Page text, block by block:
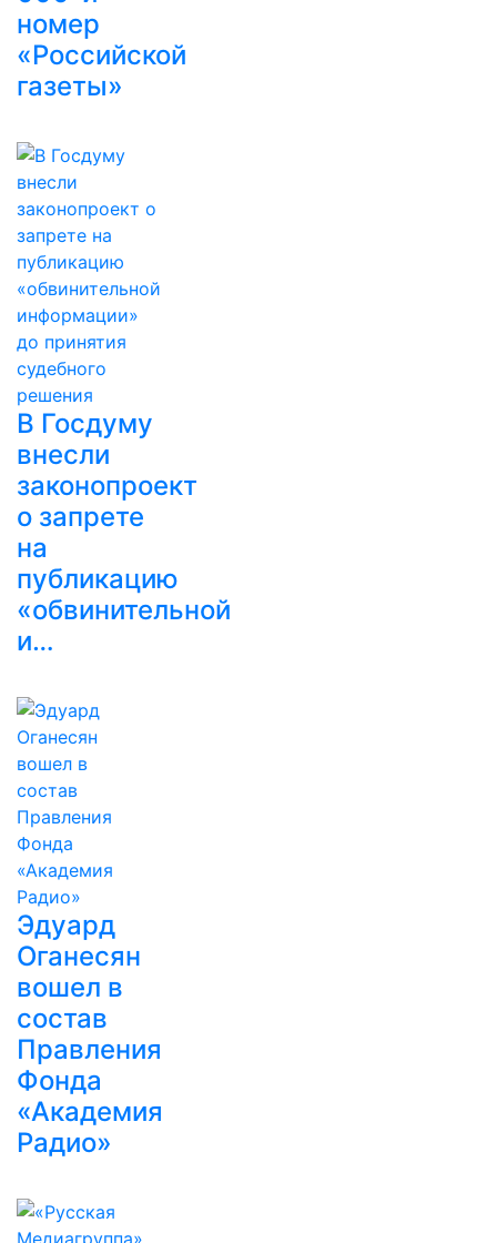
номер
«Российской
газеты»
В Госдуму
внесли
законопроект
о запрете
на
публикацию
«обвинительной
и…
Эдуард
Оганесян
вошел в
состав
Правления
Фонда
«Академия
Радио»